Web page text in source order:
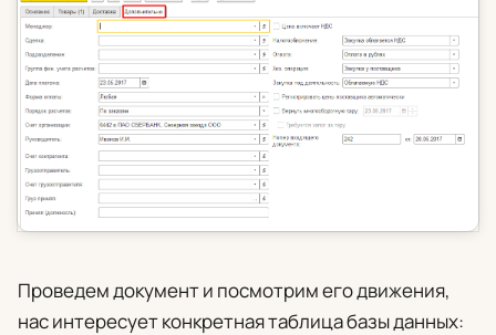
Проведем документ и посмотрим его движения,
нас интересует конкретная таблица базы данных: